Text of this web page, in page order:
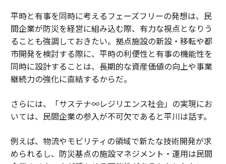
平時と有事を同時に考えるフェーズフリーの発想は、民
間企業が防災を経営に組み込む際、有力な視点となりう
ることも強調しておきたい。拠点施設の新設・移転や都
市開発を検討する際に、平時の利便性と有事の機能性を
同時に設計することは、長期的な資産価値の向上や事業
継続力の強化に直結するからだ。
さらには、「サステナ∞レジリエンス社会」の実現にお
いては、民間企業の参入が不可欠であると平川は話す。
例えば、物流やモビリティの領域で新たな技術開発が求
められるし、防災基点の施設マネジメント・運用は民間